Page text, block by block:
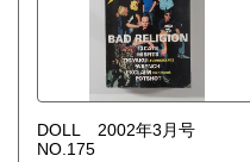
DOLL 2002年3月号
NO.175